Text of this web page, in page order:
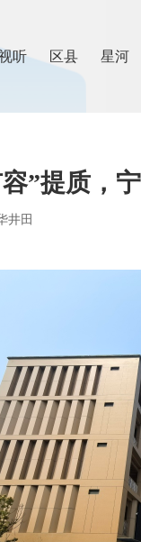
听 区县 星河
”提质，
井田